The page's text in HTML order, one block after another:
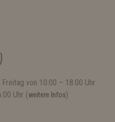
Freitag von 10:00 – 18:00 Uhr
Uhr (weitere Infos)